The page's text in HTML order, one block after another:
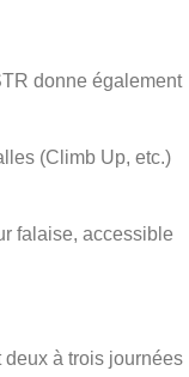
donne également
(Climb Up, etc.)
falaise, accessible
à trois journées